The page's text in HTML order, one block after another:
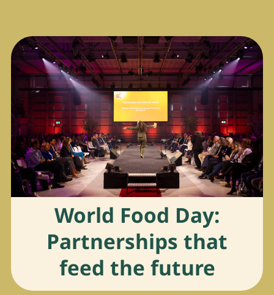
World Food Day:
Partnerships that
feed the future